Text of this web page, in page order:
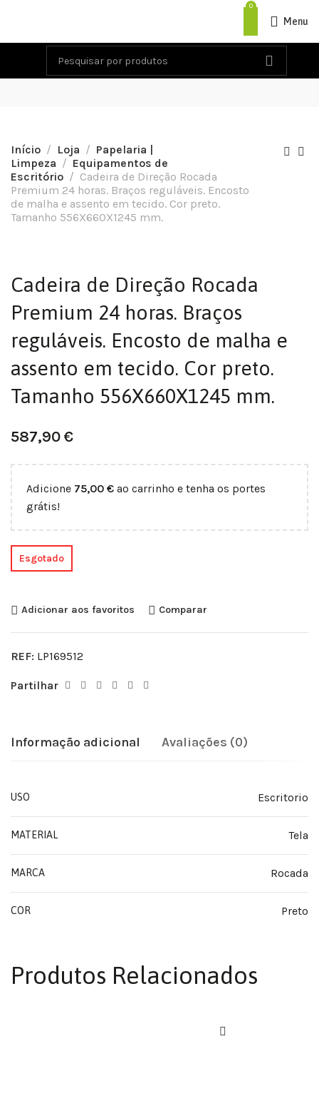
0
Menu
Início Loja
Papelaria |
Limpeza
Equipamentos de
Escritório
Cadeira de Direção Rocada
Premium 24 horas. Braços reguláveis. Encosto
de malha e assento em tecido. Cor preto.
Tamanho 556X660X1245 mm.
Cadeira de Direção Rocada
Premium 24 horas. Braços
reguláveis. Encosto de malha e
assento em tecido. Cor preto.
Tamanho 556X660X1245 mm.
587,90€
Adicione 75,00 € ao carrinho e tenha os portes
grátis!
Esgotado
Adicionar aos favoritos Comparar
REF: LP169512
Partilhar
Informação adicional Avaliações (0)
USO Escritorio
MATERIAL Tela
MARCA Rocada
COR Preto
Produtos Relacionados